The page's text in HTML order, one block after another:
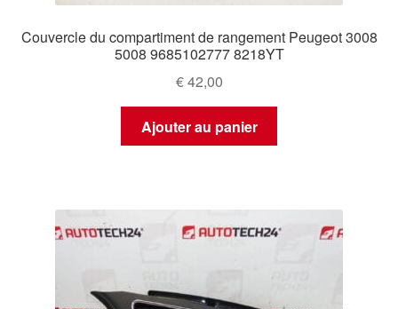
Couvercle du compartiment de rangement Peugeot 3008
5008 9685102777 8218YT
€42,00
Ajouter au panier